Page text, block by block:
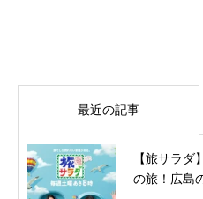
最近の記事
【旅サラダ
の旅！広島